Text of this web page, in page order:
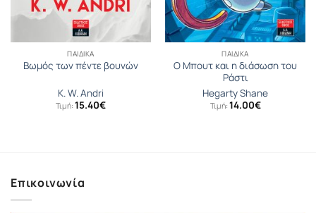
ΠΑΙΔΙΚΆ
Βωμός των πέντε βουνών
K. W. Andri
Τιμή: 15.40€
ΠΑΙΔΙΚΆ
Ο Μπουτ και η διάσωση του
Ράστι
Hegarty Shane
Τιμή: 14.00€
Επικοινωνία